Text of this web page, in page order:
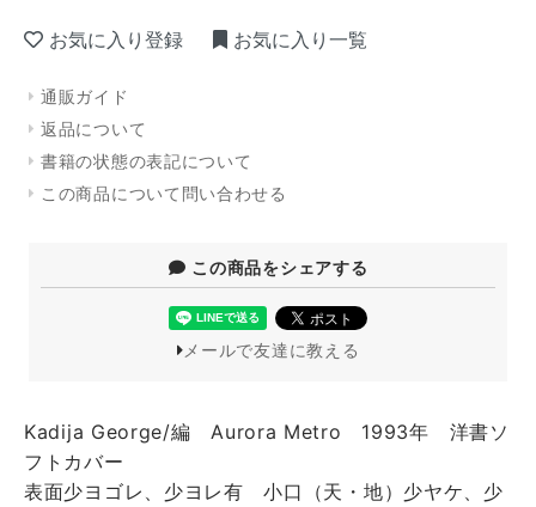
お気に入り登録 お気に入り一覧
通販ガイド
返品について
書籍の状態の表記について
この商品について問い合わせる
この商品をシェアする
メールで友達に教える
Kadija George/編 Aurora Metro 1993年 洋書ソ
フトカバー
表面少ヨゴレ、少ヨレ有 小口（天・地）少ヤケ、少